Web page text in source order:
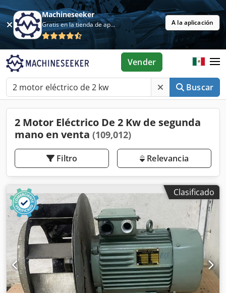
Machineseeker
Gratis en la tienda de aplicaciones A la aplicación
Buscar
Vender
2 Motor Eléctrico De 2 Kw de segunda
mano en venta (109,012)
Filtro Relevancia
Clasificado